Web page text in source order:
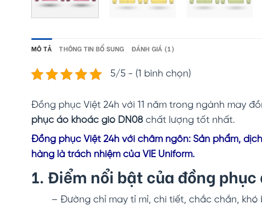
MÔ TẢ THÔNG TIN BỔ SUNG ĐÁNH GIÁ (1)
5/5 - (1 bình chọn)
Đồng phục Việt 24h với 11 năm trong ngành may
phục áo khoác gió DN08 chất lượng tốt nhất.
Đồng phục Việt 24h với châm ngôn: Sản phẩm,
hàng là trách nhiệm của VIE Uniform.
1. Điểm nổi bật của đồng phục
– Đường chỉ may tỉ mỉ, chi tiết, chắc chắn, khó